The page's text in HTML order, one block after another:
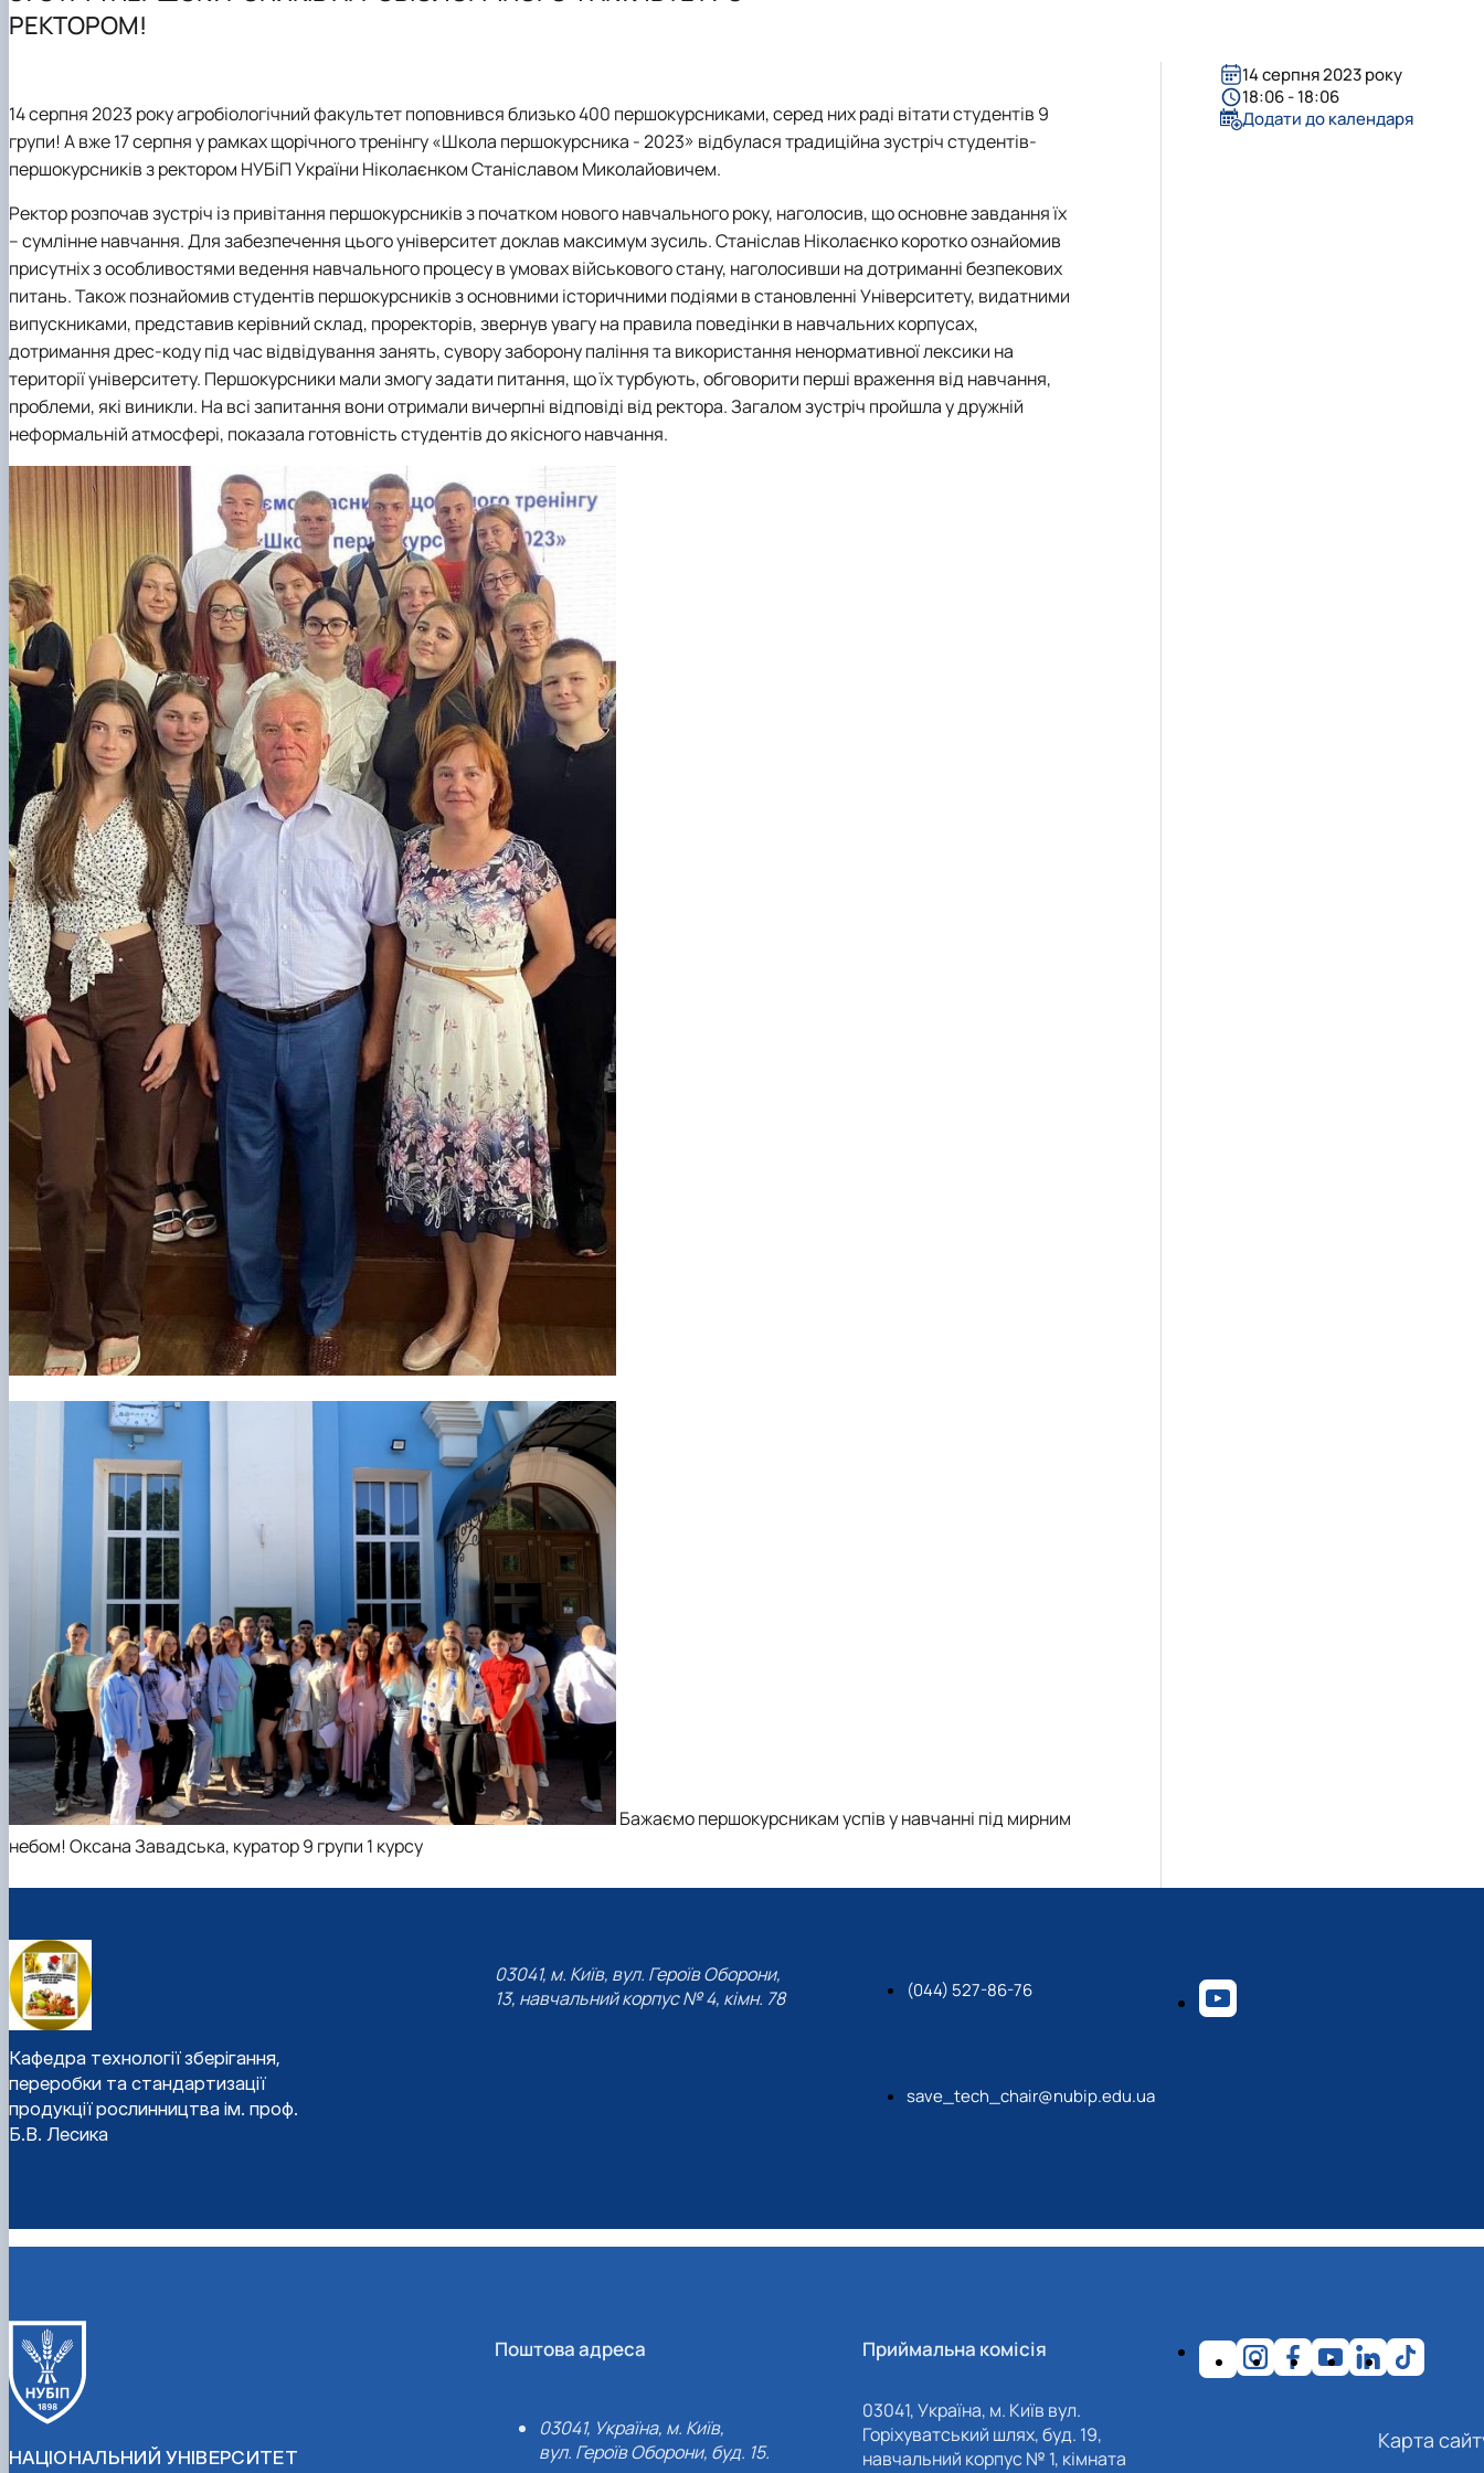
Презентація кафедри
Стандарти вищої освіти
Каталоги освітніх програм
Навчальні та науково-дослідні лабораторії
Електронні навчальні ресурси
Профорієнтаційна діяльність кафедри
Виховна робота
Методичні рекомендації до виконання курсової роботи для студентів ОС Бакалавр т…
Розклад занять на 2025/2026
Графік відпрацювань навчальних занять та практики
Міжнародна науково-практична конференція «Інноваційні технології виробництва, л…
Тези магістрів випуску 2024 року
Послуги, які надає кафедра
Телефони гарячих ліній
Зворотній зв'язок
РЕКТОРОМ!
14 серпня 2023 року агробіологічний факультет поповнився близько 400 першокурсниками, серед них раді вітати студентів 9
групи! А вже 17 серпня у рамках щорічного тренінгу «Школа першокурсника - 2023» відбулася традиційна зустріч студентів-
першокурсників з ректором НУБіП України Ніколаєнком Станіславом Миколайовичем.
Ректор розпочав зустріч із привітання першокурсників з початком нового навчального року, наголосив, що основне завдання їх
– сумлінне навчання. Для забезпечення цього університет доклав максимум зусиль. Станіслав Ніколаєнко коротко ознайомив
присутніх з особливостями ведення навчального процесу в умовах військового стану, наголосивши на дотриманні безпекових
питань. Також познайомив студентів першокурсників з основними історичними подіями в становленні Університету, видатними
випускниками, представив керівний склад, проректорів, звернув увагу на правила поведінки в навчальних корпусах,
дотримання дрес-коду під час відвідування занять, сувору заборону паління та використання ненормативної лексики на
території університету. Першокурсники мали змогу задати питання, що їх турбують, обговорити перші враження від навчання,
проблеми, які виникли. На всі запитання вони отримали вичерпні відповіді від ректора. Загалом зустріч пройшла у дружній
неформальній атмосфері, показала готовність студентів до якісного навчання.
Бажаємо першокурсникам успів у навчанні під мирним
небом! Оксана Завадська, куратор 9 групи 1 курсу
14 серпня 2023 року
18:06 - 18:06
Додати до календаря
Кафедра технології зберігання,
переробки та стандартизації
продукції рослинництва ім. проф.
Б.В. Лесика
03041, м. Київ, вул. Героїв Оборони,
13, навчальний корпус № 4, кімн. 78
(044) 527-86-76
save_tech_chair@nubip.edu.ua
НАЦІОНАЛЬНИЙ УНІВЕРСИТЕТ
Поштова адреса
03041, Україна, м. Київ,
вул. Героїв Оборони, буд. 15.
Приймальна комісія
03041, Україна, м. Київ вул.
Горіхуватський шлях, буд. 19,
навчальний корпус № 1, кімната
Карта